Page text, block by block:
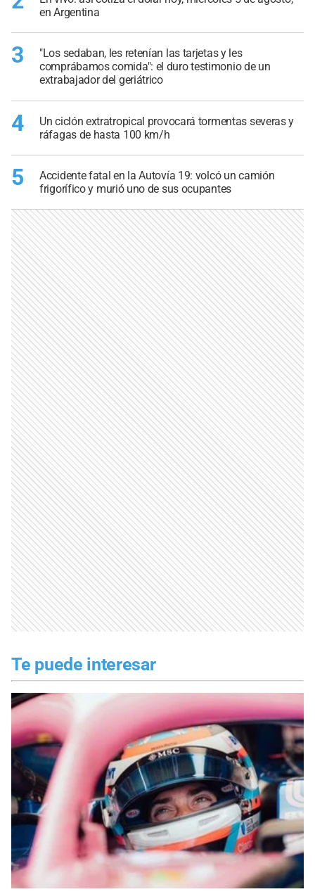
en Argentina
3
"Los sedaban, les retenían las tarjetas y les
comprábamos comida": el duro testimonio de un
extrabajador del geriátrico
4
Un ciclón extratropical provocará tormentas severas y
ráfagas de hasta 100 km/h
5
Accidente fatal en la Autovía 19: volcó un camión
frigorífico y murió uno de sus ocupantes
Te puede interesar